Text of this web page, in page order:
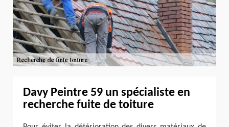
Davy Peintre 59 un spécialiste en
recherche fuite de toiture